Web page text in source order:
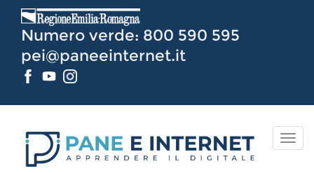
Contenuto
Numero verde: 800 590 595
pei@paneeinternet.it